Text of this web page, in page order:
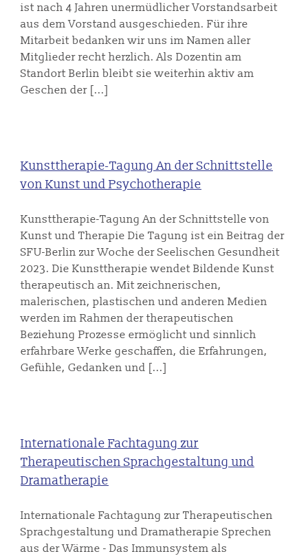
ist nach 4 Jahren unermüdlicher Vorstandsarbeit
aus dem Vorstand ausgeschieden. Für ihre
Mitarbeit bedanken wir uns im Namen aller
Mitglieder recht herzlich. Als Dozentin am
Standort Berlin bleibt sie weiterhin aktiv am
Geschen der [...]
Kunsttherapie-Tagung An der Schnittstelle
von Kunst und Psychotherapie
Kunsttherapie-Tagung An der Schnittstelle von
Kunst und Therapie Die Tagung ist ein Beitrag der
SFU-Berlin zur Woche der Seelischen Gesundheit
2023. Die Kunsttherapie wendet Bildende Kunst
therapeutisch an. Mit zeichnerischen,
malerischen, plastischen und anderen Medien
werden im Rahmen der therapeutischen
Beziehung Prozesse ermöglicht und sinnlich
erfahrbare Werke geschaffen, die Erfahrungen,
Gefühle, Gedanken und [...]
Internationale Fachtagung zur
Therapeutischen Sprachgestaltung und
Dramatherapie
Internationale Fachtagung zur Therapeutischen
Sprachgestaltung und Dramatherapie Sprechen
aus der Wärme - Das Immunsystem als